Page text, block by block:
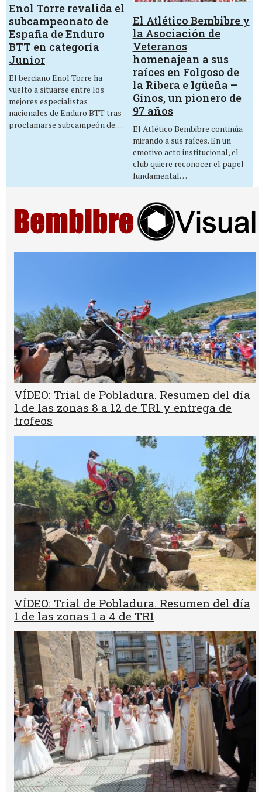
Enol Torre revalida el
subcampeonato de
España de Enduro
BTT en categoría
Junior
El berciano Enol Torre ha
vuelto a situarse entre los
mejores especialistas
nacionales de Enduro BTT tras
proclamarse subcampeón de…
El Atlético Bembibre y
la Asociación de
Veteranos
homenajean a sus
raíces en Folgoso de
la Ribera e Igüeña –
Ginos, un pionero de
97 años
El Atlético Bembibre continúa
mirando a sus raíces. En un
emotivo acto institucional, el
club quiere reconocer el papel
fundamental…
VÍDEO: Trial de Pobladura. Resumen del día
1 de las zonas 8 a 12 de TR1 y entrega de
trofeos
VÍDEO: Trial de Pobladura. Resumen del día
1 de las zonas 1 a 4 de TR1